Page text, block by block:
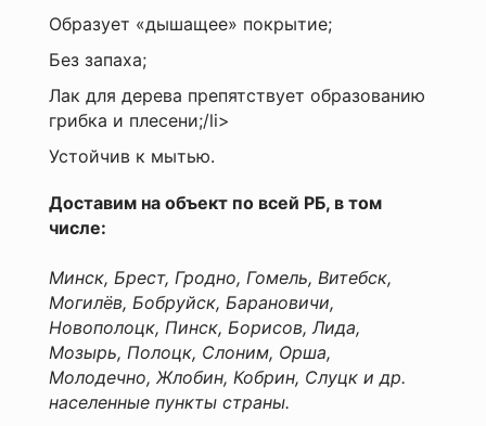
Образует «дышащее» покрытие;
Без запаха;
Лак для дерева препятствует образованию
грибка и плесени;/li>
Устойчив к мытью.
1-
Назначение
внутренние
работы
Область
применения
бани
и
сауны,
стены
потолок
Объем
0,9
л
Основа
состава
акрил
имя
—
Комментарий
согласен
с
Политикой
конфиденциальности
данного
сайта
Доставим на объект по всей РБ, в том
числе:
Минск, Брест, Гродно, Гомель, Витебск,
Могилёв, Бобруйск, Барановичи,
Новополоцк, Пинск, Борисов, Лида,
Мозырь, Полоцк, Слоним, Орша,
Молодечно, Жлобин, Кобрин, Слуцк и др.
населенные пункты страны.